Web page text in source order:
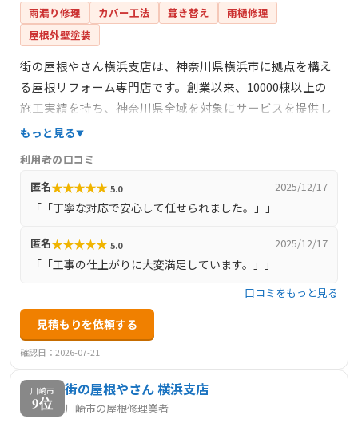
雨漏り修理 カバー工法 葺き替え
雨樋修理
屋根外壁塗装
街の屋根やさん横浜支店は、神奈川県横浜市に拠点を構え
る屋根リフォーム専門店です。創業以来、10000棟以上の
施工実績を持ち、神奈川県全域を対象にサービスを提供し
ています。主な業務内容は、屋根工事、漆喰工事、屋根葺
装など多岐にわたります。高品質な施工を低価格で提供す
ることをモットーとしており、無料点検や無料見積もりも
実施しています。お客様の安心と満足を第一に考え、丁寧
もっと見る
利用者の口コミ
匿名★★★★★ 5.0 2025/12/17
「「丁寧な対応で安心して任せられました。」」
匿名★★★★★ 5.0 2025/12/17
「「工事の仕上がりに大変満足しています。」」
口コミをもっと見る
見積もりを依頼する
確認日：2026-07-21
川崎市
9位
街の屋根やさん 横浜支店
川崎市の屋根修理業者